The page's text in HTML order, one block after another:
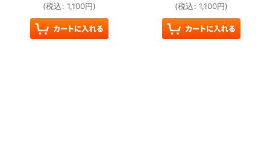
(税込: 1,100円)
(税込: 1,100円)